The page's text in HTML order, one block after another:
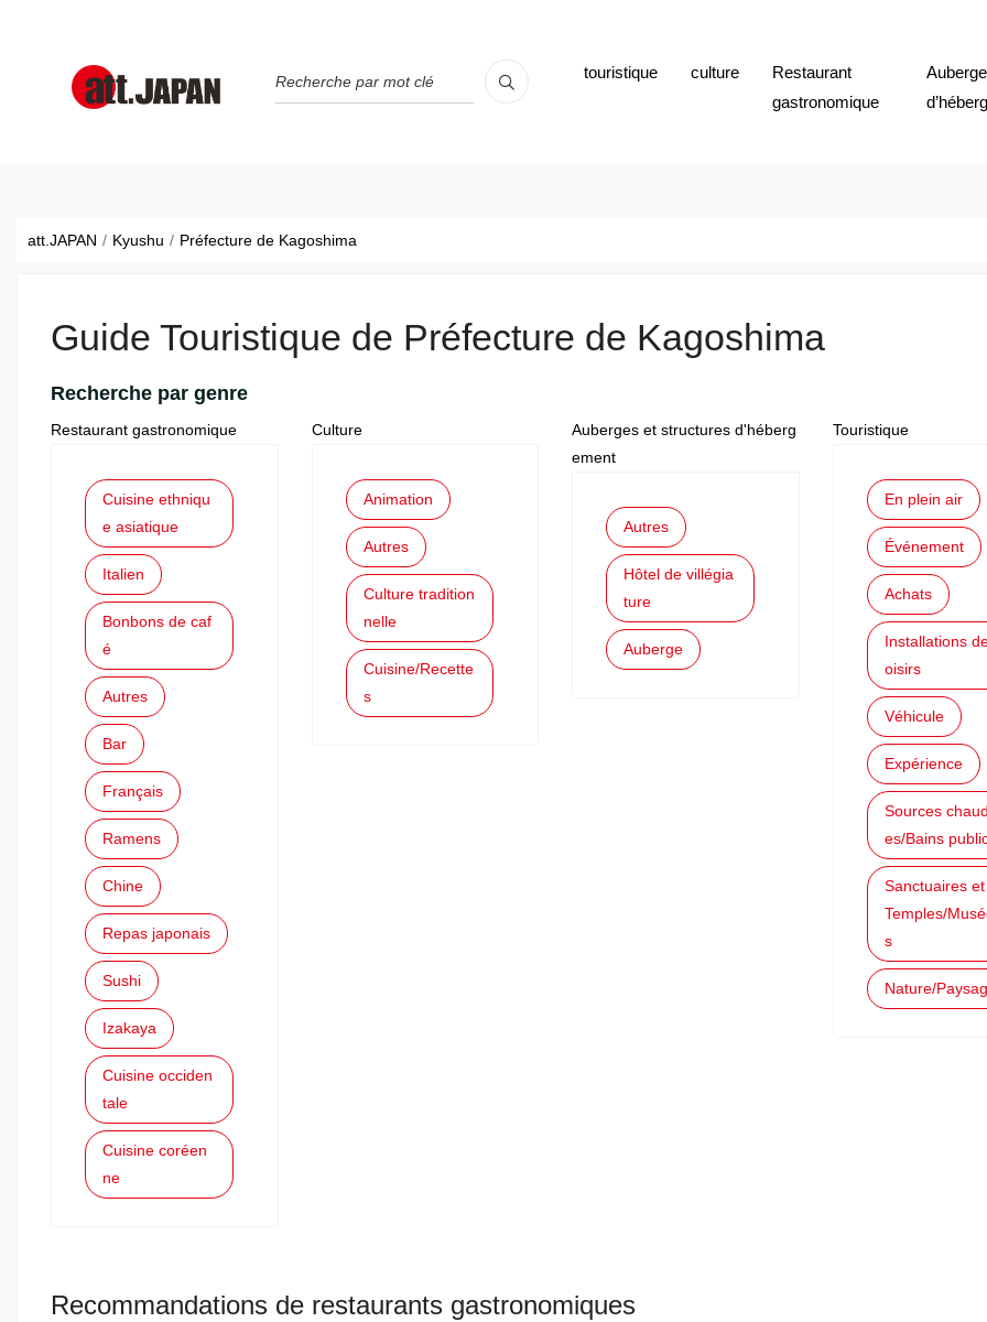
touristique culture
Restaurant
gastronomique
att.JAPAN Kyushu Préfecture de Kagoshima
Guide Touristique de Préfecture de Kagoshima
Recherche par genre
Restaurant gastronomique
Cuisine ethniqu
e asiatique
Italien
Bonbons de caf
é
Autres
Bar
Français
Ramens
Chine
Repas japonais
Sushi
Izakaya
Cuisine occiden
tale
Cuisine coréen
ne
Culture
Animation
Autres
Culture tradition
nelle
Cuisine/Recette
s
Auberges et structures d'héberg
ement
Autres
Hôtel de villégia
ture
Auberge
Touristique
En plein air
Événement
Achats
Installations
oisirs
Véhicule
Expérience
Sources
es/Bains
Sanctuaires et
Temples/
s
Nature/
Recommandations de restaurants gastronomiques